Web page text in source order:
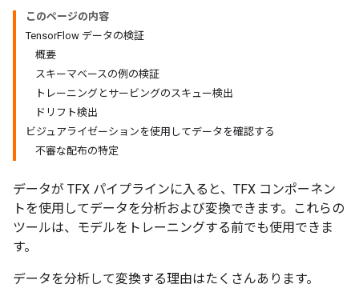
このページの内容
TensorFlow データの検証
概要
スキーマベースの例の検証
トレーニングとサービングのスキュー検出
ドリフト検出
ビジュアライゼーションを使用してデータを確認する
不審な配布の特定
データが TFX パイプラインに入ると、TFX コンポーネン
トを使用してデータを分析および変換できます。これらの
ツールは、モデルをトレーニングする前でも使用できま
す。
データを分析して変換する理由はたくさんあります。